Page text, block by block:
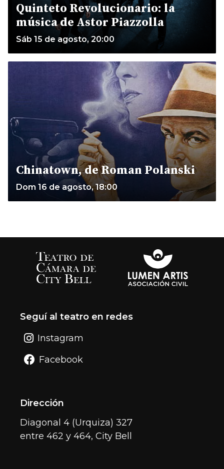
Quinteto Revolucionario: la
música de Astor Piazzolla
Sáb 15 de agosto, 20:00
Chinatown, de Roman Polanski
Dom 16 de agosto, 18:00
Seguí al teatro en redes
Instagram
Facebook
Dirección
Diagonal 4 (Urquiza) 327
entre 462 y 464, City Bell